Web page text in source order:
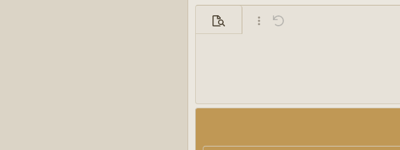
ביטול פעולהאפשרויות נוספות...
תצוגה מקדימה